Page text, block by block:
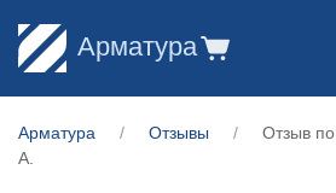
Арматура
Арматура Отзывы
Отзыв
А.